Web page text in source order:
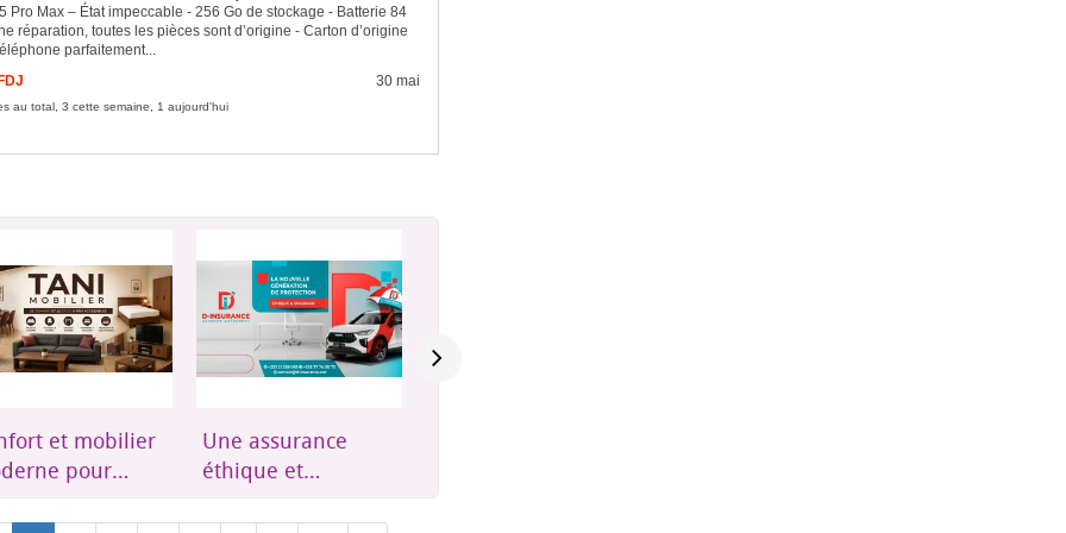
Pro Max – État impeccable - 256 Go de stockage - Batterie 84
réparation, toutes les pièces sont d’origine - Carton d’origine
parfaitement...
30 mai
au total, 3 cette semaine, 1 aujourd'hui
assurance
et
Groupes
électrogènes,